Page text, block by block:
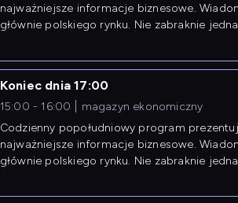
najważniejsze informacje biznesowe.
głównie polskiego rynku. Nie zabraknie
Koniec dnia 17:00
15:00 - 16:00
magazyn ekonomiczny
Codzienny popołudniowy program
najważniejsze informacje biznesowe.
głównie polskiego rynku. Nie zabraknie